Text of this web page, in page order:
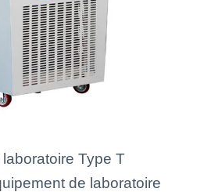
Type T
de laboratoire